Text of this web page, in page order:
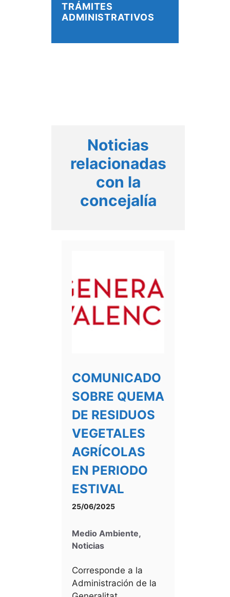
TRÁMITES
ADMINISTRATIVOS
Noticias
relacionadas
con la
concejalía
COMUNICADO
SOBRE QUEMA
DE RESIDUOS
VEGETALES
AGRÍCOLAS
EN PERIODO
ESTIVAL
25/06/2025
Medio Ambiente,
Noticias
Corresponde a la
Administración de la